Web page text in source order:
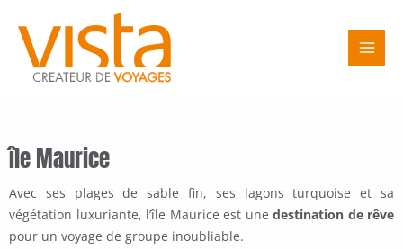
contenu
île Maurice
Avec ses plages de sable fin, ses lagons turquoise et sa
végétation luxuriante, l’île Maurice est une destination de rêve
pour un voyage de groupe inoubliable.